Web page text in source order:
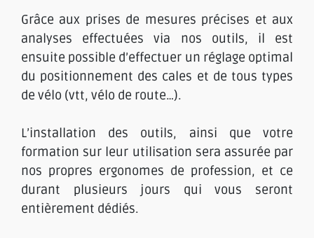
Grâce aux prises de mesures précises et aux
analyses effectuées via nos outils, il est
ensuite possible d’effectuer un réglage optimal
du positionnement des cales et de tous types
de vélo (vtt, vélo de route…).
L’installation des outils, ainsi que votre
formation sur leur utilisation sera assurée par
nos propres ergonomes de profession, et ce
durant plusieurs jours qui vous seront
entièrement dédiés.